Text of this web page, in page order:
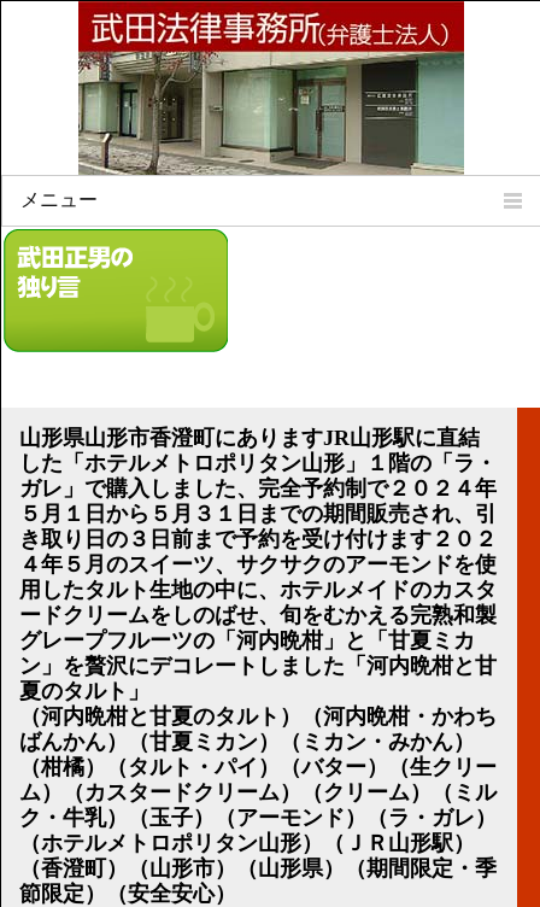
メニュー
Home
所属弁護士
法律相談案内
リンク集
顧問契約について
講演のご案内
気をつけたい法律のポイント
武田正男の独り言
山形県山形市香澄町にありますJR山形駅に直結
した「ホテルメトロポリタン山形」１階の「ラ・
ガレ」で購入しました、完全予約制で２０２４年
５月１日から５月３１日までの期間販売され、引
き取り日の３日前まで予約を受け付けます２０２
４年５月のスイーツ、サクサクのアーモンドを使
用したタルト生地の中に、ホテルメイドのカスタ
ードクリームをしのばせ、旬をむかえる完熟和製
グレープフルーツの「河内晩柑」と「甘夏ミカ
ン」を贅沢にデコレートしました「河内晩柑と甘
夏のタルト」
（河内晩柑と甘夏のタルト）（河内晩柑・かわち
ばんかん）（甘夏ミカン）（ミカン・みかん）
（柑橘）（タルト・パイ）（バター）（生クリー
ム）（カスタードクリーム）（クリーム）（ミル
ク・牛乳）（玉子）（アーモンド）（ラ・ガレ）
（ホテルメトロポリタン山形）（ＪＲ山形駅）
（香澄町）（山形市）（山形県）（期間限定・季
節限定）（安全安心）